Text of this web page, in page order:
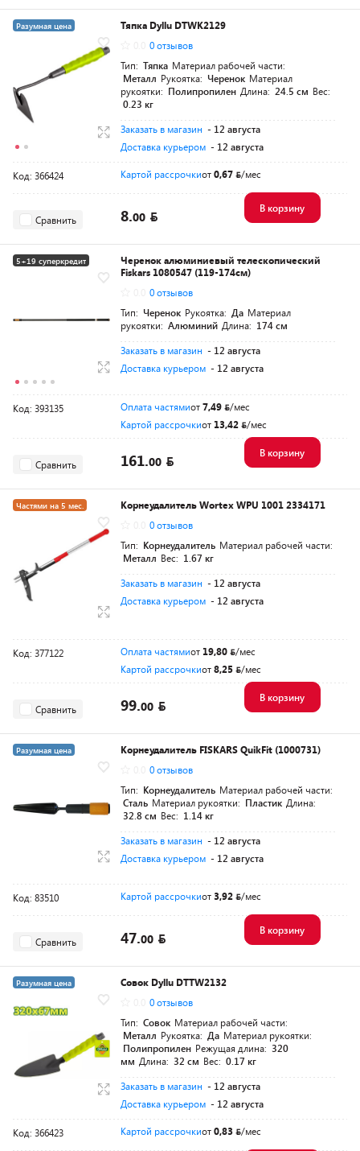
Разумная цена
Тяпка Dyllu DTWK2129
0 отзывов
Тип: Тяпка Материал рабочей части:
Металл Рукоятка: Черенок Материал
рукоятки: Полипропилен Длина: 24.5 см Вес:
0.23 кг
Заказать в магазин - 12 августа
Доставка курьером - 12 августа
Код: 366424 Картой рассрочкиот0,67 /мес
Сравнить 8.00
В корзину
5+19 суперкредит
Черенок алюминиевый телескопический
Fiskars 1080547 (119-174см)
0 отзывов
Тип: Черенок Рукоятка: Да Материал
рукоятки: Алюминий Длина: 174 см
Заказать в магазин - 12 августа
Доставка курьером - 12 августа
Код: 393135 Оплата частямиот7,49
/мес
Картой рассрочкиот 13,42 /мес
Сравнить 161.00
В корзину
Частями на 5 мес.
Корнеудалитель Wortex WPU 1001 2334171
0 отзывов
Тип: Корнеудалитель Материал рабочей части:
Металл Вес: 1.67 кг
Заказать в магазин - 12 августа
Доставка курьером - 12 августа
Код: 377122 Оплата частямиот 19,80
/мес
Картой рассрочкиот8,25 /мес
Сравнить 99.00
В корзину
Разумная цена
Корнеудалитель FISKARS QuikFit (1000731)
0 отзывов
Тип: Корнеудалитель Материал рабочей части:
Сталь Материал рукоятки: Пластик Длина:
32.8 см Вес: 1.14 кг
Заказать в магазин - 12 августа
Доставка курьером - 12 августа
Код: 83510 Картой рассрочкиот3,92 /мес
Сравнить 47.00
В корзину
Разумная цена
Совок Dyllu DTTW2132
0 отзывов
Тип: Совок Материал рабочей части:
Металл Рукоятка: Да Материал рукоятки:
Полипропилен Режущая длина: 320
мм Длина: 32 см Вес: 0.17 кг
Заказать в магазин - 12 августа
Доставка курьером - 12 августа
Код: 366423 Картой рассрочкиот0,83 /мес